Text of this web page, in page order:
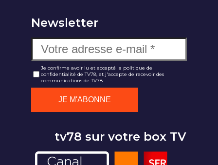
Newsletter
Je confirme avoir lu et accepté la politique de
confidentialité de TV78, et j'accepte de recevoir des
communications de TV78.
tv78 sur votre box TV